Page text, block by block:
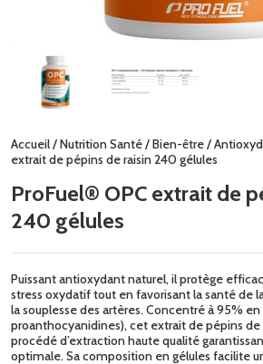
Accueil/Nutrition Santé/Bien-être/
extrait de pépins de raisin 240 gélules
ProFuel® OPC extrait de
240 gélules
Puissant antioxydant naturel, il protège
stress oxydatif tout en favorisant la santé de
la souplesse des artères. Concentré à 95%
proanthocyanidines), cet extrait de pépins de
procédé d’extraction haute qualité
optimale. Sa composition en gélules facilite